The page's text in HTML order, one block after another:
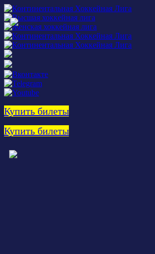
Купить билеты
Купить билеты